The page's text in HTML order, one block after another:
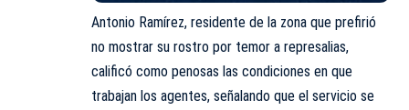
Antonio Ramírez, residente de la zona que prefirió
no mostrar su rostro por temor a represalias,
calificó como penosas las condiciones en que
trabajan los agentes, señalando que el servicio se